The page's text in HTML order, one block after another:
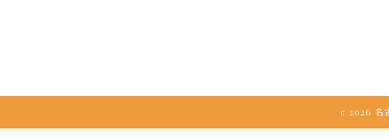
c 2026 名